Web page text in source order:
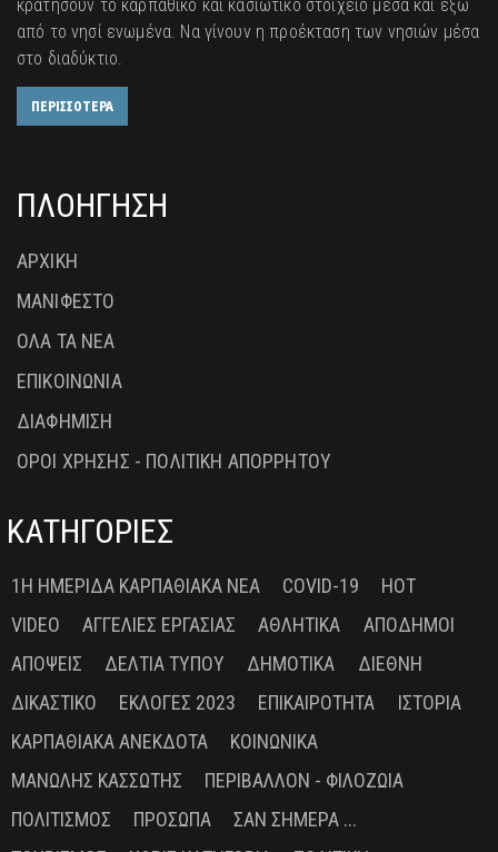
κρατήσουν το καρπάθικο και κασιώτικο στοιχείο μέσα και έξω
από το νησί ενωμένα. Να γίνουν η προέκταση των νησιών μέσα
στο διαδύκτιο.
ΠΕΡΙΣΣΟΤΕΡΑ
ΠΛΟΗΓΗΣΗ
ΑΡΧΙΚΗ
ΜΑΝΙΦΕΣΤΟ
ΟΛΑ ΤΑ ΝΕΑ
ΕΠΙΚΟΙΝΩΝΙΑ
ΔΙΑΦΗΜΙΣΗ
ΟΡΟΙ ΧΡΗΣΗΣ - ΠΟΛΙΤΙΚΗ ΑΠΟΡΡΗΤΟΥ
ΚΑΤΗΓΟΡΙΕΣ
1Η ΗΜΕΡΊΔΑ ΚΑΡΠΑΘΙΑΚΆ ΝΈΑ COVID-19
HOT
VIDEO
ΑΓΓΕΛΊΕΣ ΕΡΓΑΣΊΑΣ ΑΘΛΗΤΙΚΆ
ΑΠΌΔΗΜΟΙ
ΑΠΌΨΕΙΣ
ΔΕΛΤΊΑ ΤΎΠΟΥ ΔΗΜΟΤΙΚΆ
ΔΙΕΘΝΉ
ΔΙΚΑΣΤΙΚΌ
ΕΚΛΟΓΈΣ 2023 ΕΠΙΚΑΙΡΌΤΗΤΑ
ΙΣΤΟΡΊΑ
ΚΑΡΠΑΘΙΑΚΆ ΑΝΈΚΔΟΤΑ
ΚΟΙΝΩΝΙΚΆ
ΜΑΝΏΛΗΣ ΚΑΣΣΏΤΗΣ
ΠΕΡΙΒΆΛΛΟΝ - ΦΙΛΟΖΩΊΑ
ΠΟΛΙΤΙΣΜΌΣ
ΠΡΌΣΩΠΑ
ΣΑΝ ΣΉΜΕΡΑ ...